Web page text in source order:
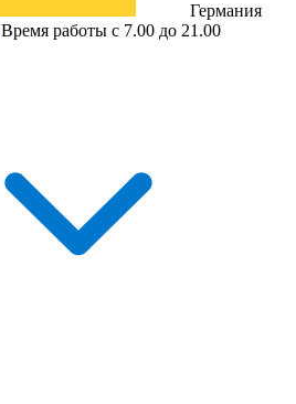
Германия
Время работы с 7.00 до 21.00